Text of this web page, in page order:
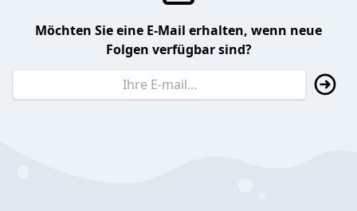
Möchten Sie eine E-Mail erhalten, wenn neue
Folgen verfügbar sind?